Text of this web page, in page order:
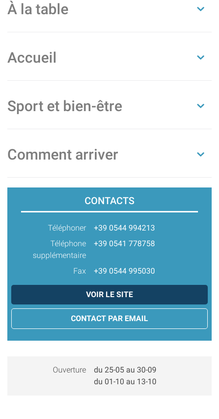
À la table
Accueil
Sport et bien-être
Comment arriver
CONTACTS
Téléphoner
+39 0544 994213
Téléphone
supplémentaire
+39 0541 778758
Fax +39 0544 995030
VOIR LE SITE
CONTACT PAR EMAIL
Ouverture
du 25-05 au 30-09
du 01-10 au 13-10